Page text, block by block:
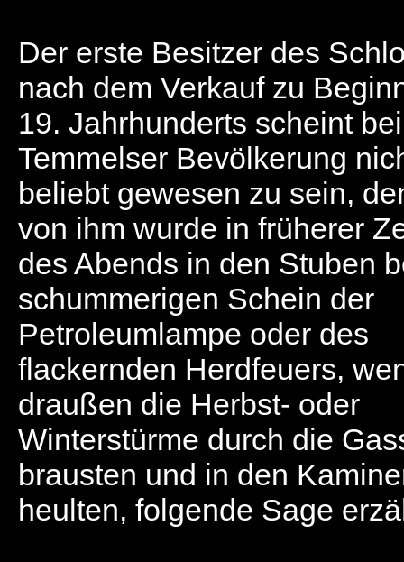
Der erste Besitzer des
nach dem Verkauf zu
19. Jahrhunderts scheint
Temmelser Bevölkerung
beliebt gewesen zu sein,
von ihm wurde in früherer
des Abends in den Stuben
schummerigen Schein der
Petroleumlampe oder des
flackernden Herdfeuers,
draußen die Herbst- oder
Winterstürme durch die
brausten und in den
heulten, folgende Sage